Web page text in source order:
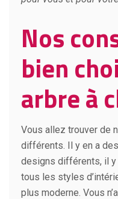
Nos
bien
arbre à
Vous allez trouver de
différents. Il y en a
designs différents, il
tous les styles
plus moderne. Vous